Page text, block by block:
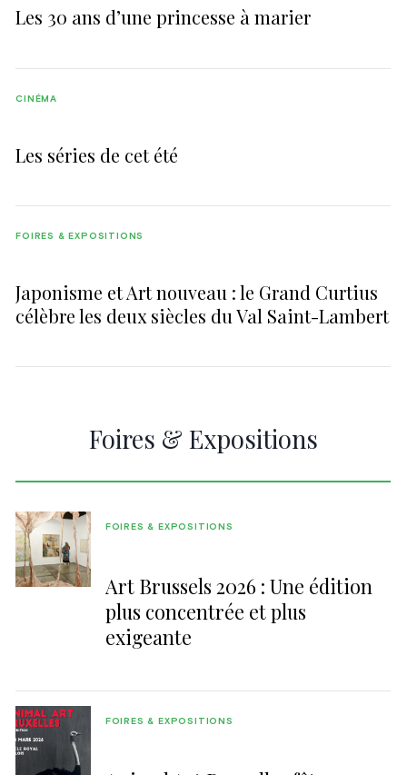
Les 30 ans d’une princesse à marier
Les séries de cet été
CINÉMA
Japonisme et Art nouveau : le Grand Curtius
célèbre les deux siècles du Val Saint-Lambert
FOIRES & EXPOSITIONS
Foires & Expositions
Art Brussels 2026 : Une édition
plus concentrée et plus
exigeante
FOIRES & EXPOSITIONS
FOIRES & EXPOSITIONS